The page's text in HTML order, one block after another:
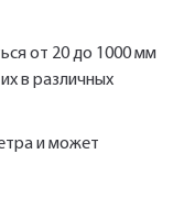
от 20 до 1000 мм
в различных
и может